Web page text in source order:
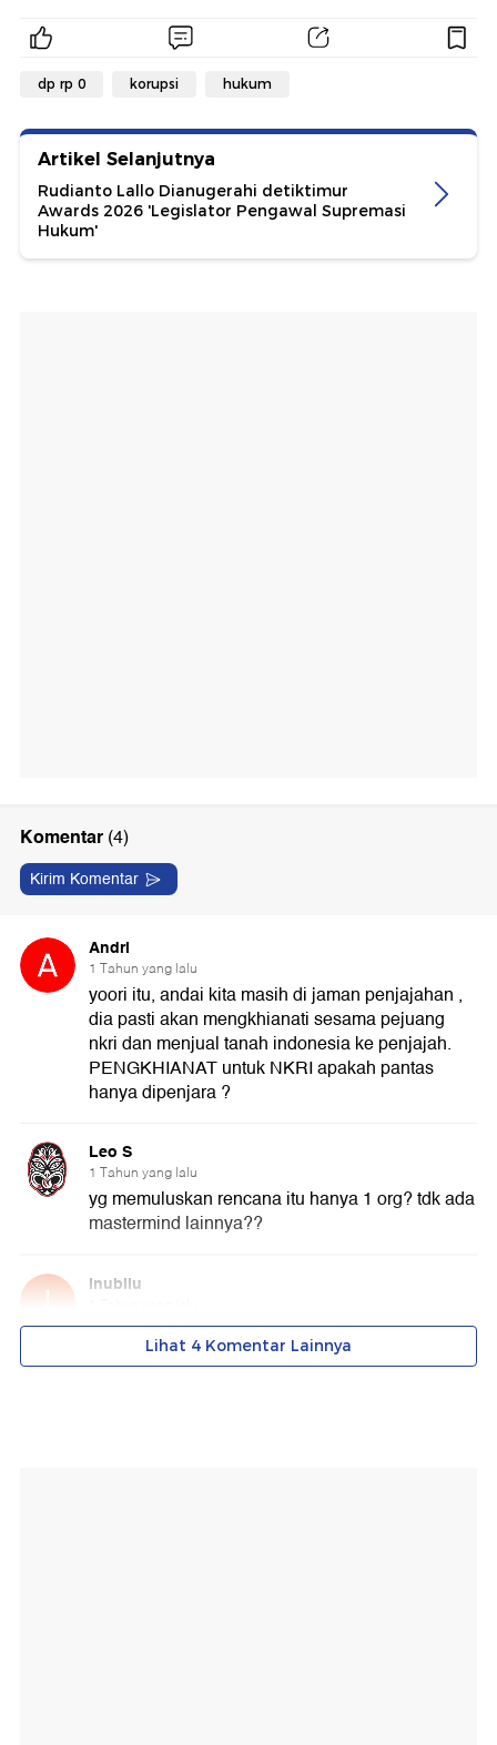
dp rp 0 korupsi hukum
Artikel Selanjutnya
Rudianto Lallo Dianugerahi detiktimur
Awards 2026 'Legislator Pengawal Supremasi
Hukum'